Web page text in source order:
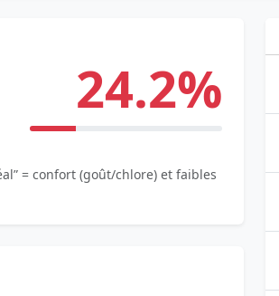
24.2%
= confort (goût/chlore) et faibles